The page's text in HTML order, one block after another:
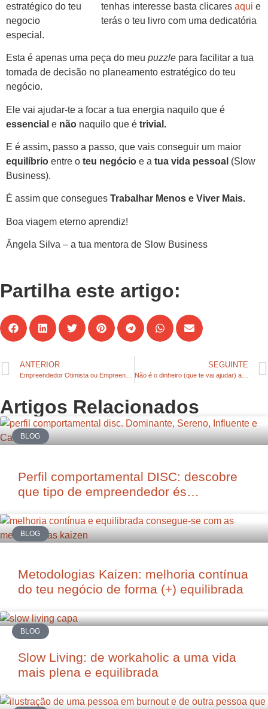
tenhas interesse basta clicares aqui e
terás o teu livro com uma dedicatória
especial.
Esta é apenas uma peça do meu puzzle para facilitar a tua
tomada de decisão no planeamento estratégico do teu
negócio.
Ele vai ajudar-te a focar a tua energia naquilo que é
essencial e não naquilo que é trivial.
E é assim, passo a passo, que vais conseguir um maior
equilíbrio entre o teu negócio e a tua vida pessoal (Slow
Business).
É assim que consegues Trabalhar Menos e Viver Mais.
Boa viagem eterno aprendiz!
Ângela Silva – a tua mentora de Slow Business
Partilha este artigo:
ANTERIOR SEGUINTE
Não é o dinheiro (que te vai ajudar) a captar e a reter talento no teu negócio
Artigos Relacionados
BLOG
Perfil comportamental DISC: descobre
que tipo de empreendedor és…
BLOG
Metodologias Kaizen: melhoria contínua
do teu negócio de forma (+) equilibrada
BLOG
Slow Living: de workaholic a uma vida
mais plena e equilibrada